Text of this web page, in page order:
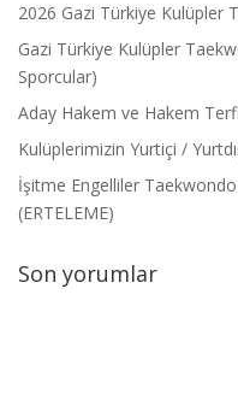
2026 Gazi Türkiye Kulüpler
Gazi Türkiye Kulüpler
Sporcular)
Aday Hakem ve Hakem
Kulüplerimizin Yurtiçi /
İşitme Engelliler
(ERTELEME)
Son yorumlar